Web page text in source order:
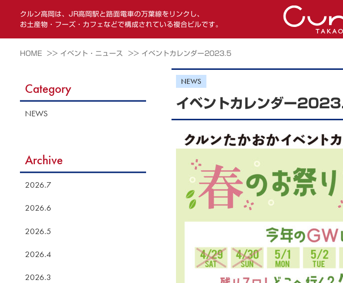
クルン高岡は、JR高岡駅と路面電車の万葉線をリンクし、
お土産物・フーズ・カフェなどで構成されている複合ビルです。
HOME >> イベント・ニュース >> イベントカレンダー2023.5
NEWS
イベントカレンダー
Category
NEWS
Archive
2026.7
2026.6
2026.5
2026.4
2026.3